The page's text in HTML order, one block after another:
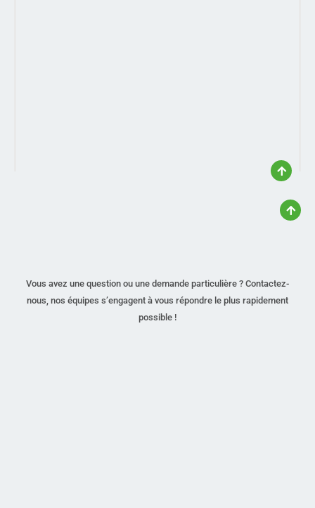
Vous avez une question ou une demande particulière ? Contactez-
nous, nos équipes s’engagent à vous répondre le plus rapidement
possible !